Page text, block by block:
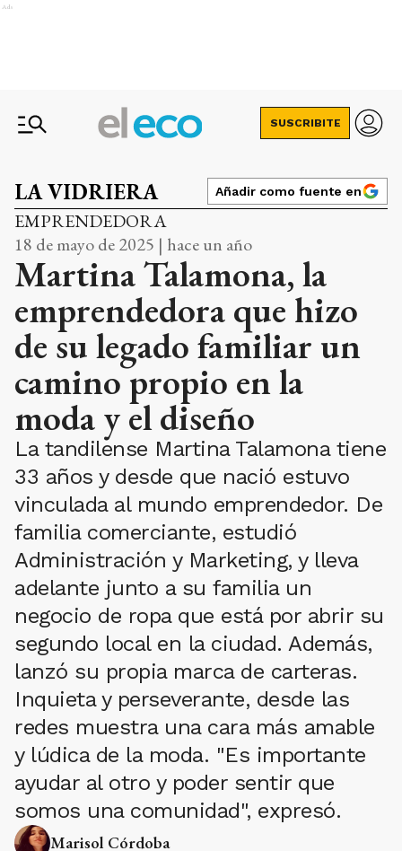
Ads
SUSCRIBITE
LA VIDRIERA Añadir como fuente en
EMPRENDEDORA
18 de mayo de 2025 | hace un año
Martina Talamona, la
emprendedora que hizo
de su legado familiar un
camino propio en la
moda y el diseño
La tandilense Martina Talamona tiene
33 años y desde que nació estuvo
vinculada al mundo emprendedor. De
familia comerciante, estudió
Administración y Marketing, y lleva
adelante junto a su familia un
negocio de ropa que está por abrir su
segundo local en la ciudad. Además,
lanzó su propia marca de carteras.
Inquieta y perseverante, desde las
redes muestra una cara más amable
y lúdica de la moda. "Es importante
ayudar al otro y poder sentir que
somos una comunidad", expresó.
Marisol Córdoba